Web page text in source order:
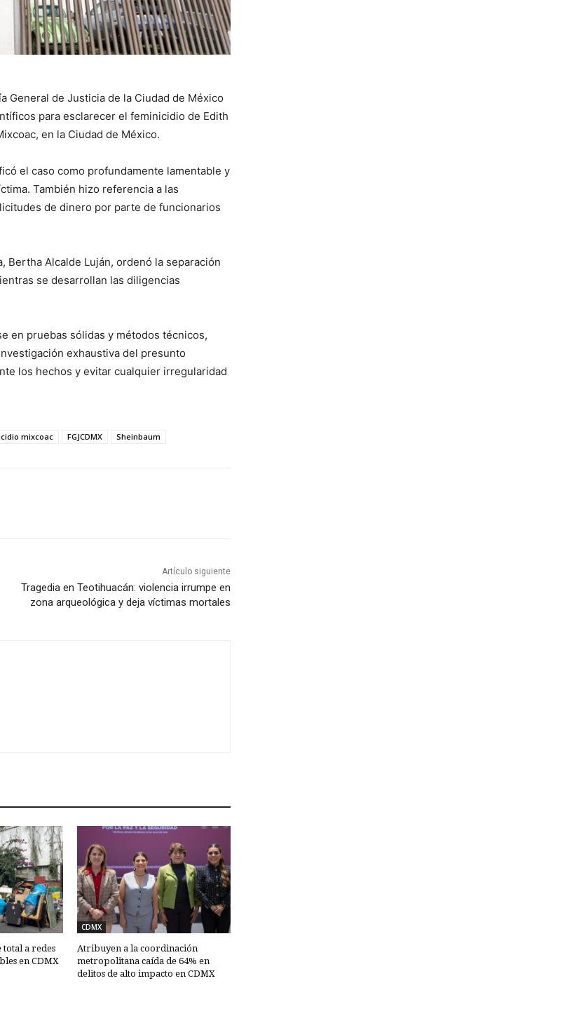
General de Justicia de la Ciudad de México
para esclarecer el feminicidio de Edith
en la Ciudad de México.
el caso como profundamente lamentable y
También hizo referencia a las
de dinero por parte de funcionarios
Bertha Alcalde Luján, ordenó la separación
se desarrollan las diligencias
en pruebas sólidas y métodos técnicos,
exhaustiva del presunto
los hechos y evitar cualquier irregularidad
mixcoac FGJCDMX Sheinbaum
Artículo siguiente
Tragedia en Teotihuacán: violencia irrumpe en
zona arqueológica y deja víctimas mortales
total a redes
en CDMX
CDMX
Atribuyen a la coordinación
metropolitana caída de 64% en
delitos de alto impacto en CDMX